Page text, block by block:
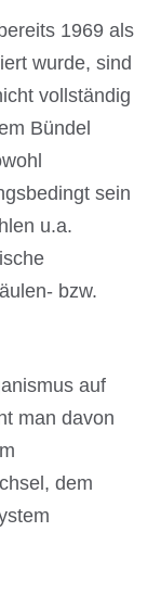
1969 als
wurde, sind
vollständig
Bündel
sein
u.a.
bzw.
auf
man davon
dem